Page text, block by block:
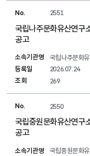
No. 2551
국립나주문화유산연구
공고
소속기관명
국립나주문화
등록일
2026.07.24
조회
269
No. 2550
국립중원문화유산연구
공고
소속기관명
국립중원문화